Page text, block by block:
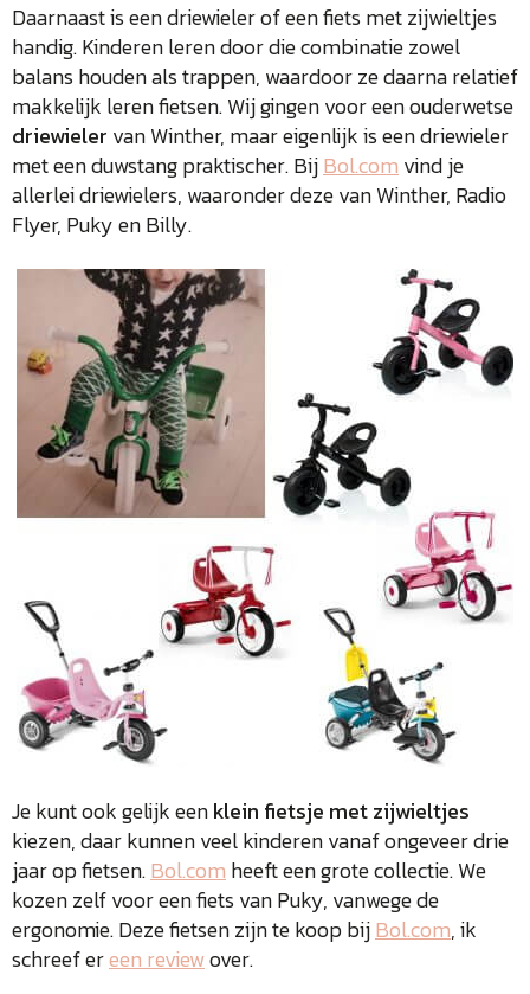
Daarnaast is een driewieler of een fiets met zijwieltjes
handig. Kinderen leren door die combinatie zowel
balans houden als trappen, waardoor ze daarna relatief
makkelijk leren fietsen. Wij gingen voor een ouderwetse
driewieler van Winther, maar eigenlijk is een driewieler
met een duwstang praktischer. BijBol.com vind je
allerlei driewielers, waaronder deze van Winther, Radio
Flyer, Puky en Billy.
Je kunt ook gelijk eenklein fietsje met zijwieltjes
kiezen, daar kunnen veel kinderen vanaf ongeveer drie
jaar op fietsen.Bol.com heeft een grote collectie. We
kozen zelf voor een fiets van Puky, vanwege de
ergonomie. Deze fietsen zijn te koop bijBol.com, ik
schreef ereen reviewover.